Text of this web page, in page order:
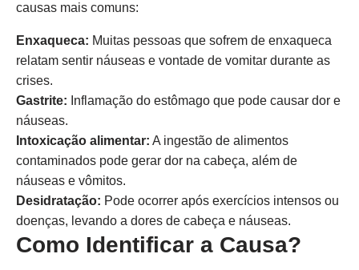
causas mais comuns:
Enxaqueca: Muitas pessoas que sofrem de enxaqueca
relatam sentir náuseas e vontade de vomitar durante as
crises.
Gastrite: Inflamação do estômago que pode causar dor e
náuseas.
Intoxicação alimentar: A ingestão de alimentos
contaminados pode gerar dor na cabeça, além de
náuseas e vômitos.
Desidratação: Pode ocorrer após exercícios intensos ou
doenças, levando a dores de cabeça e náuseas.
Como Identificar a Causa?